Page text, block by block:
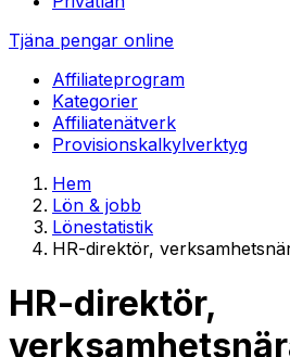
Tjäna pengar online
Affiliateprogram
Kategorier
Affiliatenätverk
Provisionskalkylverktyg
Hem
Lön & jobb
Lönestatistik
HR-direktör,
HR-direktör,